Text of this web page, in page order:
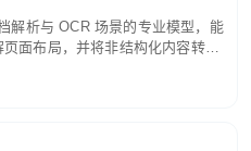
解析与 OCR 场景的专业模型，能
面布局，并将非结构化内容转换
化结果。